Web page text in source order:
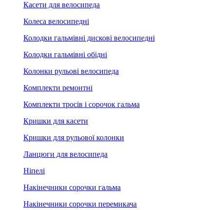
Касети для велосипеда
Колеса велосипедні
Колодки гальмівні дискові велосипедні
Колодки гальмівні обідні
Колонки рульові велосипеда
Комплекти ремонтні
Комплекти тросів і сорочок гальма
Кришки для касети
Кришки для рульової колонки
Ланцюги для велосипеда
Ніпелі
Накінечники сорочки гальма
Накінечники сорочки перемикача